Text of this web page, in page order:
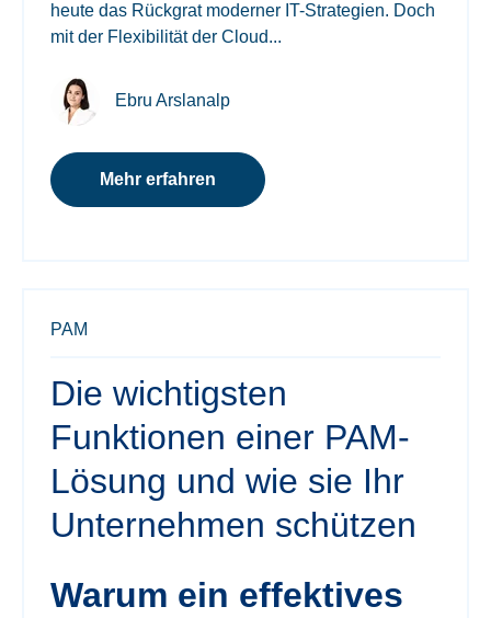
heute das Rückgrat moderner IT-Strategien. Doch
mit der Flexibilität der Cloud...
Ebru Arslanalp
Mehr erfahren
PAM
Die wichtigsten
Funktionen einer PAM-
Lösung und wie sie Ihr
Unternehmen schützen
Warum ein effektives